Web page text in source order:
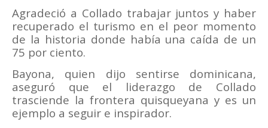
Agradeció a Collado trabajar juntos y haber
recuperado el turismo en el peor momento
de la historia donde había una caída de un
75 por ciento.
Bayona, quien dijo sentirse dominicana,
aseguró que el liderazgo de Collado
trasciende la frontera quisqueyana y es un
ejemplo a seguir e inspirador.